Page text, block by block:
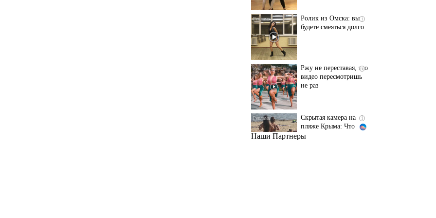
Скрытая камера на
их не видят...
Ролик длится
Наши Партнеры